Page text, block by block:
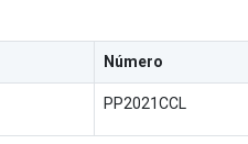
Número
PP2021CCL